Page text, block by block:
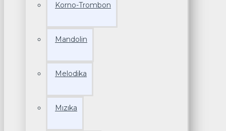
Korno-Trombon
Mandolin
Melodika
Mızıka